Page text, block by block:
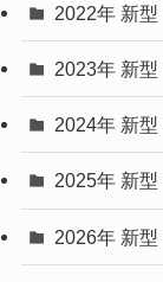
(4)
(9)
(4)
2022年 新
2023年 新
2024年 新
2025年 新
2026年 新